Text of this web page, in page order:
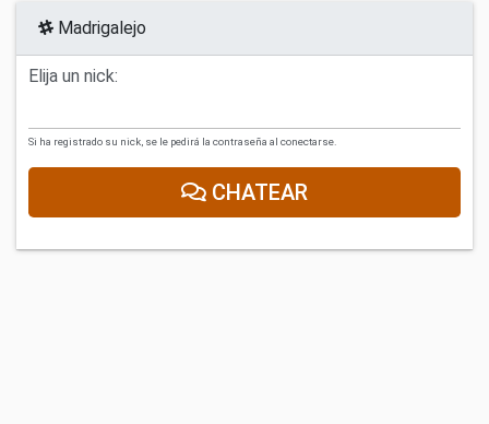
Madrigalejo
Elija un nick:
Si ha registrado su nick, se le pedirá la contraseña al conectarse.
CHATEAR